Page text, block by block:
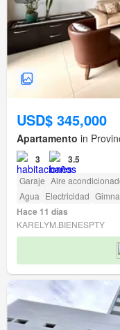
USD$ 345,000
Apartamento in
3 3.5
Garaje Aire
Agua Electricidad
Hace 11 días
KARELYM.BIENESPTY